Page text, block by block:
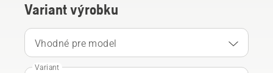
Variant výrobku
Vhodné pre model
Variant